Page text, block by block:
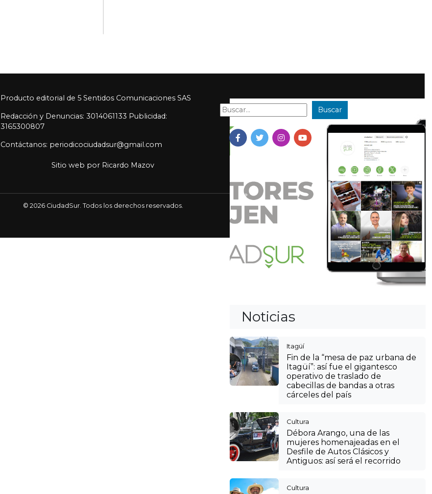
Previous Next
Noticias
Itagüí
Fin de la “mesa de paz urbana de
Itagüí”: así fue el gigantesco
operativo de traslado de
cabecillas de bandas a otras
cárceles del país
Cultura
Débora Arango, una de las
mujeres homenajeadas en el
Desfile de Autos Clásicos y
Antiguos: así será el recorrido
Cultura
Producto editorial de 5 Sentidos Comunicaciones SAS
Redacción y Denuncias: 3014061133 Publicidad:
3165300807
Contáctanos: periodicociudadsur@gmail.com
Buscar: Buscar
Sitio web por Ricardo Mazov
© 2026 CiudadSur. Todos los derechos reservados.